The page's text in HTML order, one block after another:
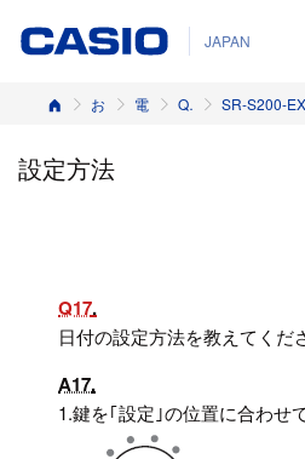
JAPAN
ホーム お客様サポート 電子レジスター Q&A（よくある質問と答え） SR-S200-EX
設定方法
Q17
日付の設定方法を教えてくだ
A17
1.鍵を｢設定｣の位置に合わせ